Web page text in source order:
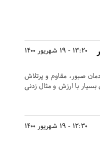
13:20 - 19 شهریور 1400
صبور، مقاوم و پرتلاش
با ارزش و مثال زدنی
12:30 - 19 شهریور 1400